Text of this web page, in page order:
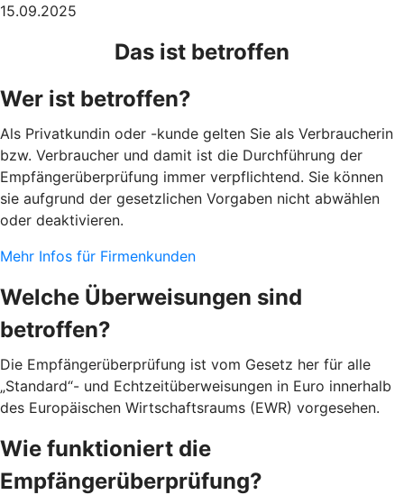
15.09.2025
Das ist betroffen
Wer ist betroffen?
Als Privatkundin oder -kunde gelten Sie als Verbraucherin
bzw. Verbraucher und damit ist die Durchführung der
Empfängerüberprüfung immer verpflichtend. Sie können
sie aufgrund der gesetzlichen Vorgaben nicht abwählen
oder deaktivieren.
Mehr Infos für Firmenkunden
Welche Überweisungen sind
betroffen?
Die Empfängerüberprüfung ist vom Gesetz her für alle
„Standard“- und Echtzeitüberweisungen in Euro innerhalb
des Europäischen Wirtschaftsraums (EWR) vorgesehen.
Wie funktioniert die
Empfängerüberprüfung?